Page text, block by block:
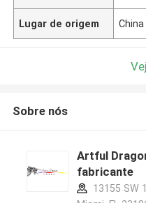
Lugar de origem China
Sobre nós
Artful
fabricante
13155 SW